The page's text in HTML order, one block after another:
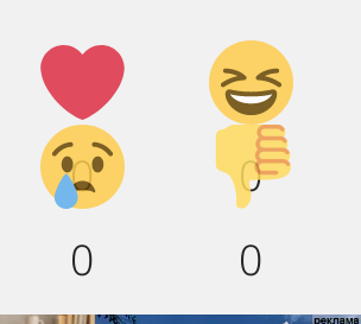
Лайк!
0
Дикий
смех!
0
Грусть :
(
0
Палец
вниз!
0